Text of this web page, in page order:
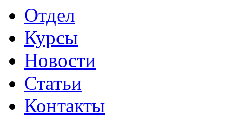
Отдел
Курсы
Новости
Статьи
Контакты